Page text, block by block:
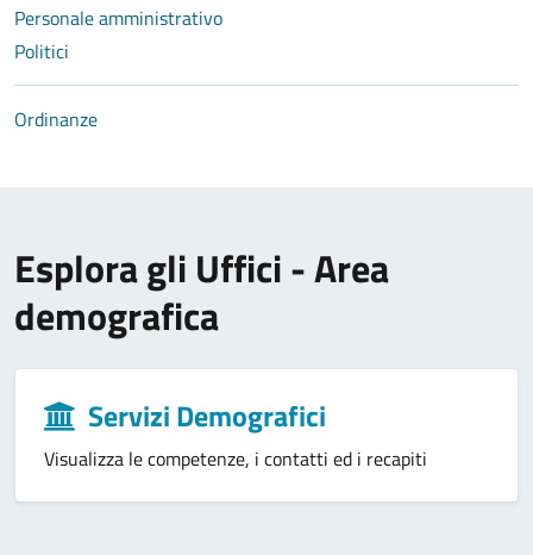
Personale amministrativo
Politici
Ordinanze
Esplora gli Uffici - Area
demografica
Servizi Demografici
Visualizza le competenze, i contatti ed i recapiti